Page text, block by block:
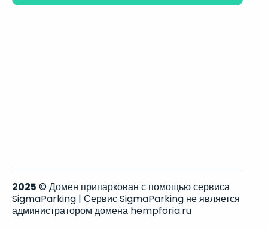
2025 © Домен припаркован с помощью сервиса
SigmaParking | Сервис SigmaParking не является
администратором домена hempforia.ru